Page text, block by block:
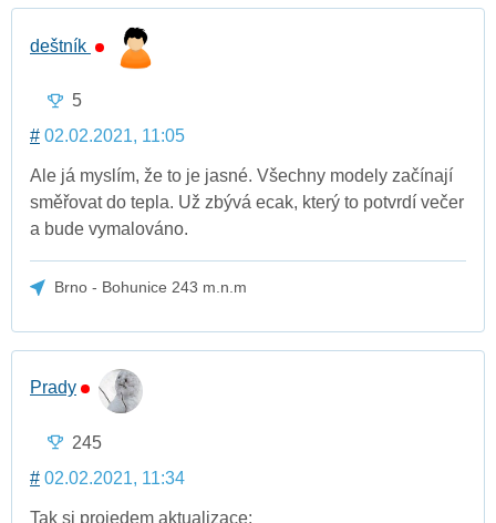
deštník
5
# 02.02.2021, 11:05
Ale já myslím, že to je jasné. Všechny modely začínají
směřovat do tepla. Už zbývá ecak, který to potvrdí večer
a bude vymalováno.
Brno - Bohunice 243 m.n.m
Prady
245
# 02.02.2021, 11:34
Tak si projedem aktualizace: